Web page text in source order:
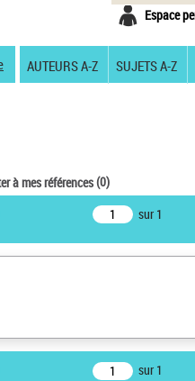
Espace
AUTEURS A-Z SUJETS A-Z
à mes références(0)
sur 1
sur 1